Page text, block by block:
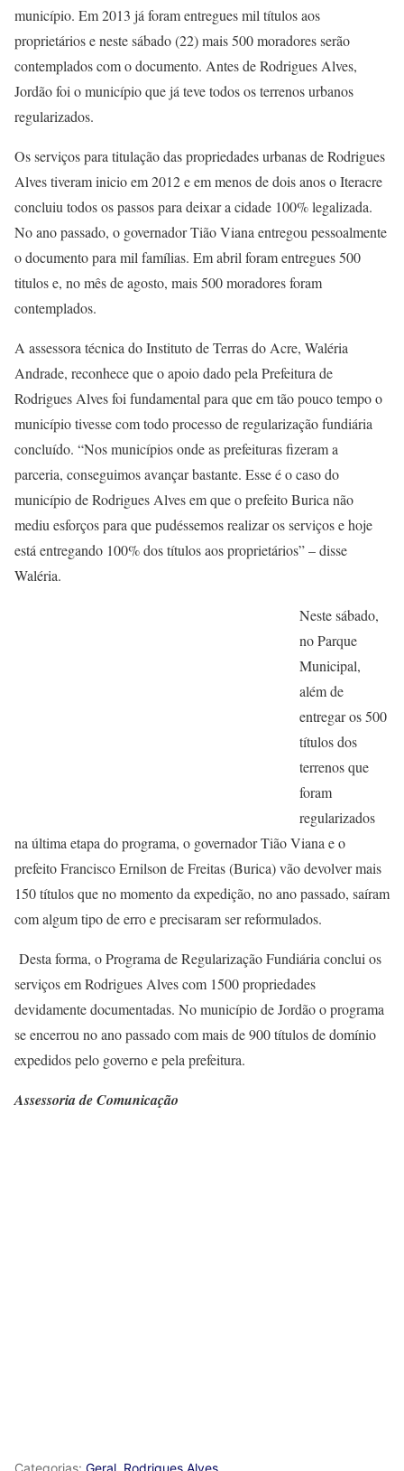
município. Em 2013 já foram entregues mil títulos aos
proprietários e neste sábado (22) mais 500 moradores serão
contemplados com o documento. Antes de Rodrigues Alves,
Jordão foi o município que já teve todos os terrenos urbanos
regularizados.
Os serviços para titulação das propriedades urbanas de Rodrigues
Alves tiveram inicio em 2012 e em menos de dois anos o Iteracre
concluiu todos os passos para deixar a cidade 100% legalizada.
No ano passado, o governador Tião Viana entregou pessoalmente
o documento para mil famílias. Em abril foram entregues 500
titulos e, no mês de agosto, mais 500 moradores foram
contemplados.
A assessora técnica do Instituto de Terras do Acre, Waléria
Andrade, reconhece que o apoio dado pela Prefeitura de
Rodrigues Alves foi fundamental para que em tão pouco tempo o
município tivesse com todo processo de regularização fundiária
concluído. “Nos municípios onde as prefeituras fizeram a
parceria, conseguimos avançar bastante. Esse é o caso do
município de Rodrigues Alves em que o prefeito Burica não
mediu esforços para que pudéssemos realizar os serviços e hoje
está entregando 100% dos títulos aos proprietários” – disse
Waléria.
Neste sábado,
no Parque
Municipal,
além de
entregar os 500
títulos dos
terrenos que
foram
regularizados
na última etapa do programa, o governador Tião Viana e o
prefeito Francisco Ernilson de Freitas (Burica) vão devolver mais
150 títulos que no momento da expedição, no ano passado, saíram
com algum tipo de erro e precisaram ser reformulados.
Desta forma, o Programa de Regularização Fundiária conclui os
serviços em Rodrigues Alves com 1500 propriedades
devidamente documentadas. No município de Jordão o programa
se encerrou no ano passado com mais de 900 títulos de domínio
expedidos pelo governo e pela prefeitura.
Assessoria de Comunicação